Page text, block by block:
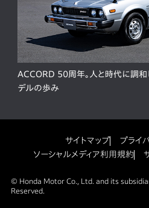
ACCORD 50周年。人と時代に調和
デルの歩み
サイトマップ
プライ
ソーシャルメディア利用規約
© Honda Motor Co., Ltd. and its
Reserved.